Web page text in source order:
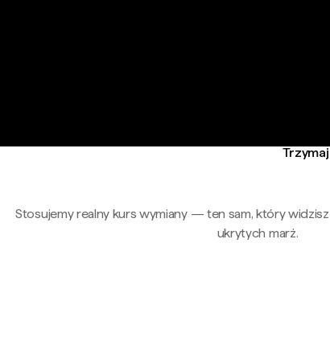
Stosujemy realny kurs wymiany — ten sam, który
ukrytych marż.